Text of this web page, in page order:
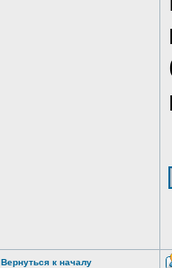
Вернуться к началу